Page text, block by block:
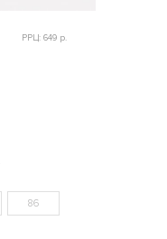
РРЦ: 649 р.
86